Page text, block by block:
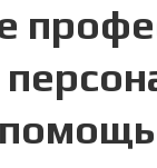
помощь